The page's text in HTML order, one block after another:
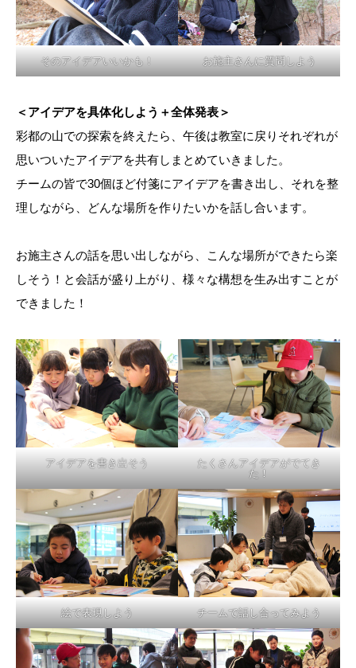
そのアイデアいいかも！ お施主さんに質問しよう
＜アイデアを具体化しよう＋全体発表＞
彩都の山での探索を終えたら、午後は教室に戻りそれぞれが
思いついたアイデアを共有しまとめていきました。
チームの皆で30個ほど付箋にアイデアを書き出し、それを整
理しながら、どんな場所を作りたいかを話し合います。
お施主さんの話を思い出しながら、こんな場所ができたら楽
しそう！と会話が盛り上がり、様々な構想を生み出すことが
できました！
アイデアを書き出そう
たくさんアイデアがでてき
た！
絵で表現しよう チームで話し合ってみよう